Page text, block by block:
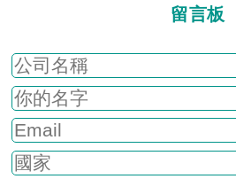
留言板